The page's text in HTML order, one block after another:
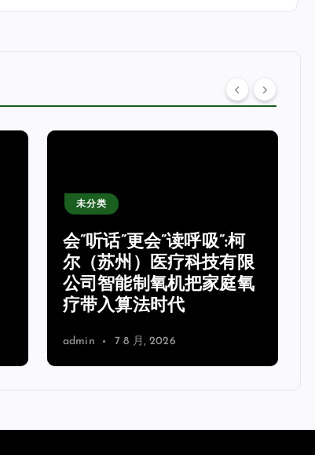
未分类
会”听话”更会”读呼吸”:柯
尔（苏州）医疗科技有限
公司智能制氧机把家庭氧
疗带入算法时代
admin 7 8 月, 2026